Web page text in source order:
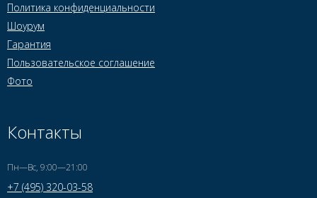
Политика конфиденциальности
Шоурум
Гарантия
Пользовательское соглашение
Фото
Контакты
Пн—Вс, 9:00—21:00
+7 (495) 320-03-58